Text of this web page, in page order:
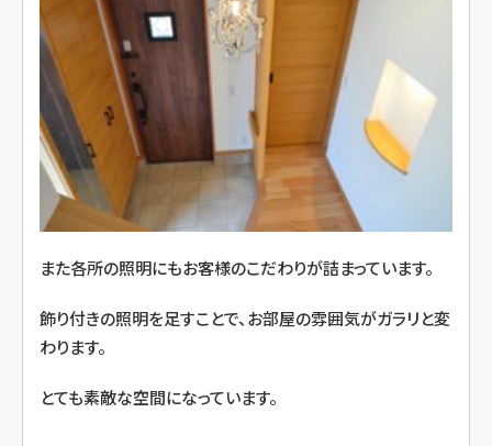
また各所の照明にもお客様のこだわりが詰まっています。
飾り付きの照明を足すことで、お部屋の雰囲気がガラリと変
わります。
とても素敵な空間になっています。